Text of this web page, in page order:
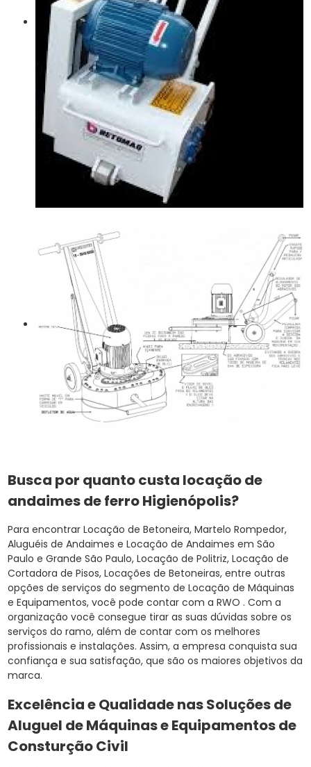
Busca por quanto custa locação de
andaimes de ferro Higienópolis?
Para encontrar Locação de Betoneira, Martelo Rompedor,
Aluguéis de Andaimes e Locação de Andaimes em São
Paulo e Grande São Paulo, Locação de Politriz, Locação de
Cortadora de Pisos, Locações de Betoneiras, entre outras
opções de serviços do segmento de Locação de Máquinas
e Equipamentos, você pode contar com a RWO . Com a
organização você consegue tirar as suas dúvidas sobre os
serviços do ramo, além de contar com os melhores
profissionais e instalações. Assim, a empresa conquista sua
confiança e sua satisfação, que são os maiores objetivos da
marca.
Excelência e Qualidade nas Soluções de
Aluguel de Máquinas e Equipamentos de
Consturção Civil